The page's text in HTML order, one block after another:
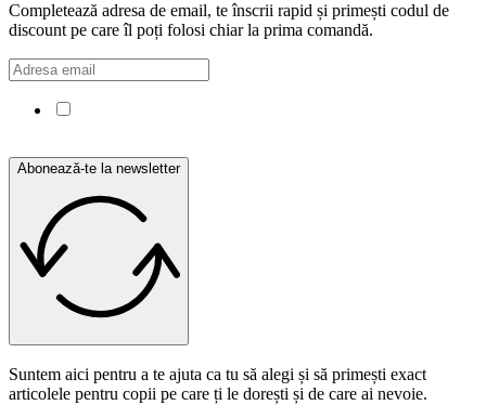
Completează adresa de email, te înscrii rapid și primești codul de
discount pe care îl poți folosi chiar la prima comandă.
Abonează-te la newsletter
Suntem aici pentru a te ajuta ca tu să alegi și să primești exact
articolele pentru copii pe care ți le dorești și de care ai nevoie.